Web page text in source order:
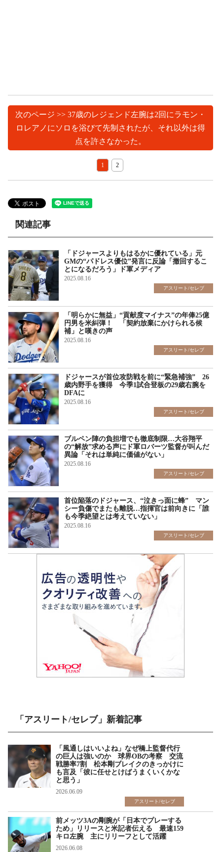
次のページ >> 37歳のレジェンド左腕は2回にラモン・
ロレアノにソロを浴びて先制されたが、それ以外は得
点を許さなかった。
1 2
関連記事
「ドジャースよりもはるかに優れている」元
GMの“パドレス優位”発言に反論「撤回するこ
とになるだろう」ド軍メディア
2025.08.16
アスリート/セレブ
「明らかに無益」“貢献度マイナス”の年俸25億
円男を米糾弾！ 「契約放棄にかけられる候
補」と嘆きの声
2025.08.16
アスリート/セレブ
ドジャースが首位攻防戦を前に“緊急補強” 26
歳内野手を獲得 今季1試合登板の29歳右腕を
DFAに
2025.08.16
アスリート/セレブ
ブルペン陣の負担増でも徹底制限…大谷翔平
の“解放”求める声にド軍ロバーツ監督が叫んだ
異論「それは単純に価値がない」
2025.08.16
アスリート/セレブ
首位陥落のドジャース、“泣きっ面に蜂” マン
シー負傷でまたも離脱…指揮官は前向きに「誰
も今季絶望とは考えていない」
2025.08.16
アスリート/セレブ
「アスリート/セレブ」新着記事
「風通しはいいよね」なぜ橋上監督代行
の巨人は強いのか 球界OBの考察 交流
戦勝率7割 松本剛ブレイクのきっかけに
も言及「彼に任せとけばうまくいくかな
と思う」
2026.06.09
アスリート/セレブ
前メッツ3Aの剛腕が「日本でプレーする
ため」リリースと米記者伝える 最速159
キロ左腕 主にリリーフとして活躍
2026.06.08